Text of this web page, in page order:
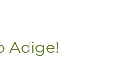
Adige!